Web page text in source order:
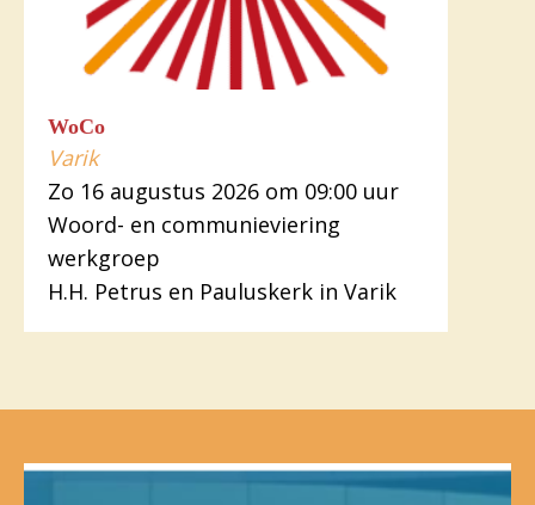
WoCo
Varik
Zo 16 augustus 2026 om 09:00 uur
Woord- en communieviering
werkgroep
H.H. Petrus en Pauluskerk in Varik